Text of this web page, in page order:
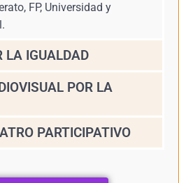
FP, Universidad y
LA IGUALDAD
POR LA
PARTICIPATIVO